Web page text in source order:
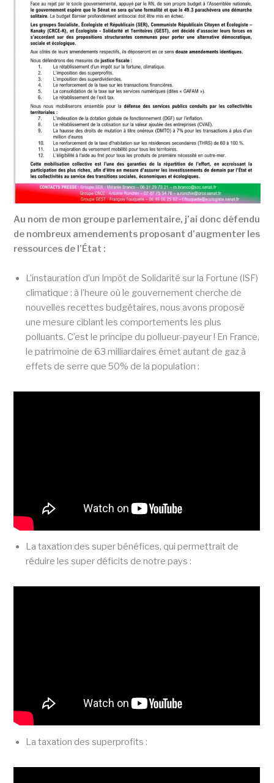
Au nom de mon groupe parlementaire, j’ai donc défendu
de nombreux amendements proposant d’augmenter les
ressources de l’État :
L’instauration d’un Impôt de Solidarité sur la Fortune (ISF)
climatique : à l’heure où le gouvernement cherche de
nouvelles recettes budgétaires, nous avons proposé
une mesure ciblant les comportements les plus
polluants. C’est le principe du pollueur-payeur ! En France,
le patrimoine de 63 milliardaires émet autant de gaz à
effets de serre que 50% de la population :
La taxation des super bénéfices, qui permettrait de
réduire les super déficits de notre pays :
La taxation des superprofits :